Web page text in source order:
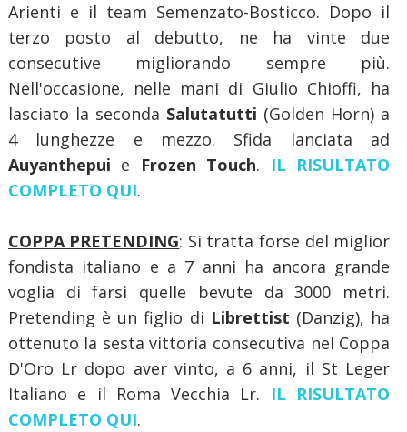
Arienti e il team Semenzato-Bosticco. Dopo il
terzo posto al debutto, ne ha vinte due
consecutive migliorando sempre più.
Nell'occasione, nelle mani di Giulio Chioffi, ha
lasciato la seconda Salutatutti (Golden Horn) a
4 lunghezze e mezzo. Sfida lanciata ad
Auyanthepui e Frozen Touch. IL RISULTATO
COMPLETO QUI.
COPPA PRETENDING: Si tratta forse del miglior
fondista italiano e a 7 anni ha ancora grande
voglia di farsi quelle bevute da 3000 metri.
Pretending è un figlio di Librettist (Danzig), ha
ottenuto la sesta vittoria consecutiva nel Coppa
D'Oro Lr dopo aver vinto, a 6 anni, il St Leger
Italiano e il Roma Vecchia Lr. IL RISULTATO
COMPLETO QUI.